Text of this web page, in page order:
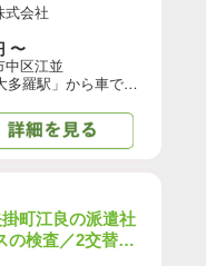
）【10】
式会社
〜
中区江並
JR赤穂線「大多羅駅」から車で15分 【交通手段】 車・バイク・自転車通勤可 バス通勤可（職場近くのバス停まで徒歩4分） ★工場駐車場は無料でご利用いただけます！
町江良の派遣社
の検査／2交替／